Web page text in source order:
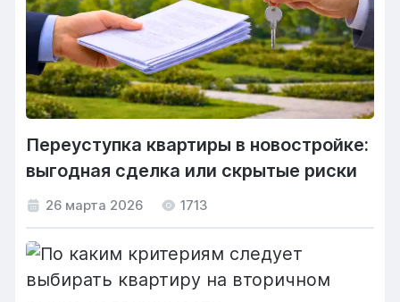
Переуступка квартиры в новостройке:
выгодная сделка или скрытые риски
26 марта 2026 1713